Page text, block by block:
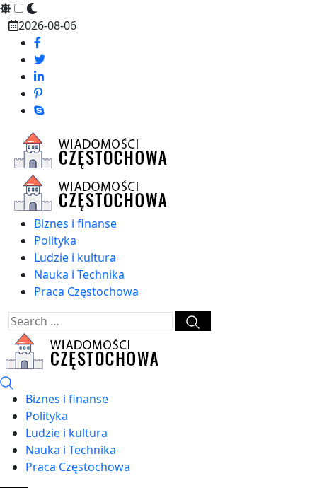
Skip
content
2026-08-06
Biznes i finanse
Polityka
Ludzie i kultura
Nauka i Technika
Praca Częstochowa
Biznes i finanse
Polityka
Ludzie i kultura
Nauka i Technika
Praca Częstochowa